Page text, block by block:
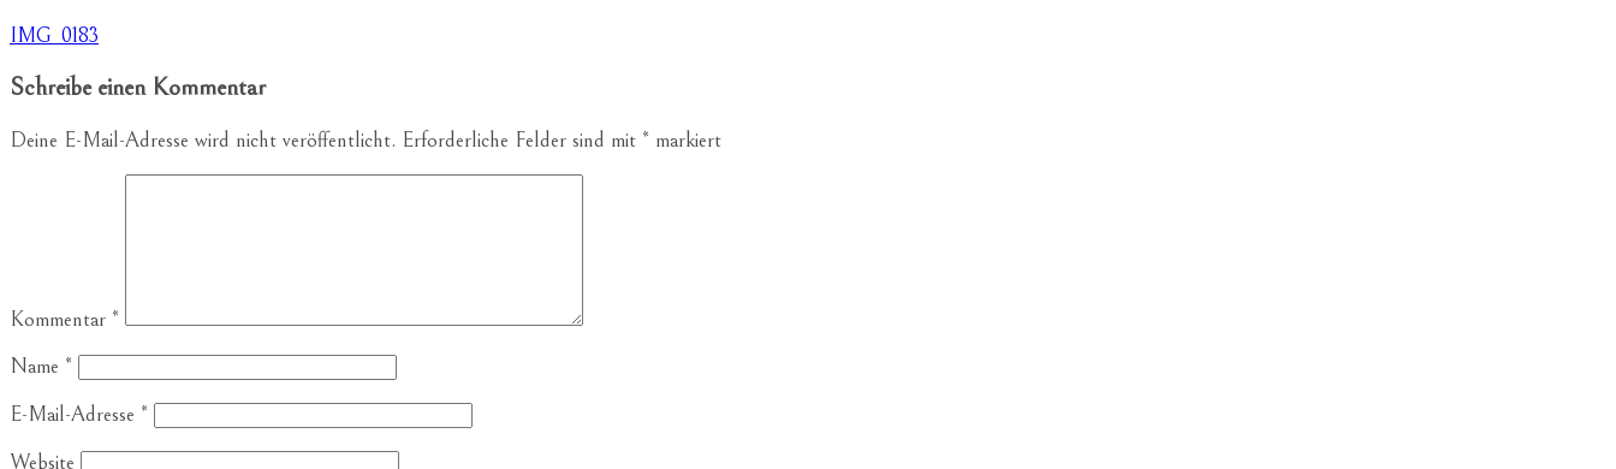
IMG_0183
Schreibe einen Kommentar
Deine E-Mail-Adresse wird nicht veröffentlicht. Erforderliche Felder sind mit * markiert
Kommentar *
Name *
E-Mail-Adresse *
Website